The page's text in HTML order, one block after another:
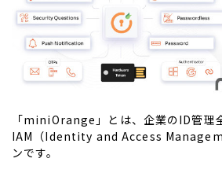
「miniOrange」とは、企業のID管理
IAM（Identity and Access
ンです。